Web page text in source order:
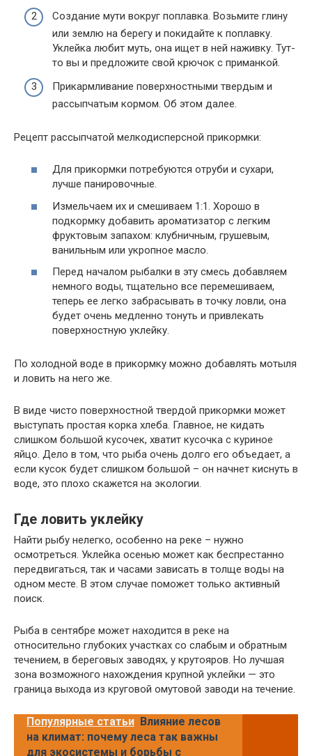
Создание мути вокруг поплавка. Возьмите глину
или землю на берегу и покидайте к поплавку.
Уклейка любит муть, она ищет в ней наживку. Тут-
то вы и предложите свой крючок с приманкой.
Прикармливание поверхностными твердым и
рассыпчатым кормом. Об этом далее.
Рецепт рассыпчатой мелкодисперсной прикормки:
Для прикормки потребуются отруби и сухари,
лучше панировочные.
Измельчаем их и смешиваем 1:1. Хорошо в
подкормку добавить ароматизатор с легким
фруктовым запахом: клубничным, грушевым,
ванильным или укропное масло.
Перед началом рыбалки в эту смесь добавляем
немного воды, тщательно все перемешиваем,
теперь ее легко забрасывать в точку ловли, она
будет очень медленно тонуть и привлекать
поверхностную уклейку.
По холодной воде в прикормку можно добавлять мотыля
и ловить на него же.
В виде чисто поверхностной твердой прикормки может
выступать простая корка хлеба. Главное, не кидать
слишком большой кусочек, хватит кусочка с куриное
яйцо. Дело в том, что рыба очень долго его объедает, а
если кусок будет слишком большой – он начнет киснуть в
воде, это плохо скажется на экологии.
Где ловить уклейку
Найти рыбу нелегко, особенно на реке – нужно
осмотреться. Уклейка осенью может как беспрестанно
передвигаться, так и часами зависать в толще воды на
одном месте. В этом случае поможет только активный
поиск.
Рыба в сентябре может находится в реке на
относительно глубоких участках со слабым и обратным
течением, в береговых заводях, у крутояров. Но лучшая
зона возможного нахождения крупной уклейки — это
граница выхода из круговой омутовой заводи на течение.
Популярные статьи Влияние лесов
на климат: почему леса так важны
для экосистемы и борьбы с